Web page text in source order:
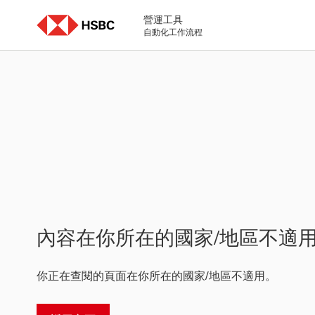
to
content
營運工具
自動化工作流程
內容在你所在的國家/地區不適
你正在查閱的頁面在你所在的國家/地區不適用。